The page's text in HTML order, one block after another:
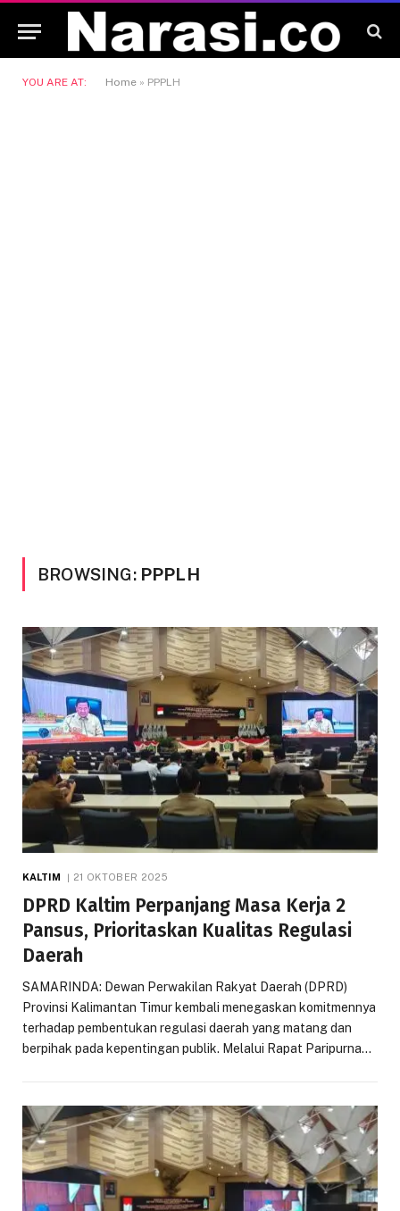
YOU ARE AT: Home » PPPLH
BROWSING: PPPLH
KALTIM 21 OKTOBER 2025
DPRD Kaltim Perpanjang Masa Kerja 2
Pansus, Prioritaskan Kualitas Regulasi
Daerah
SAMARINDA: Dewan Perwakilan Rakyat Daerah (DPRD)
Provinsi Kalimantan Timur kembali menegaskan komitmennya
terhadap pembentukan regulasi daerah yang matang dan
berpihak pada kepentingan publik. Melalui Rapat Paripurna…